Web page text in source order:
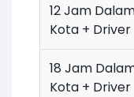
12 Jam
Kota + Driver
18 Jam
Kota + Driver